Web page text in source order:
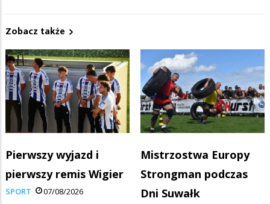
Zobacz także
Pierwszy wyjazd i
pierwszy remis Wigier
SPORT 07/08/2026
Mistrzostwa Europy
Strongman podczas
Dni Suwałk